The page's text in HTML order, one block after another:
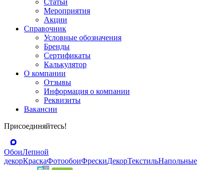
Статьи
Мероприятия
Акции
Справочник
Условные обозначения
Бренды
Сертификаты
Калькулятор
О компании
Отзывы
Информация о компании
Реквизиты
Вакансии
Присоединяйтесь!
ОбоиЛепной
декорКраскаФотообоиФрескиДекорТекстильНапольные